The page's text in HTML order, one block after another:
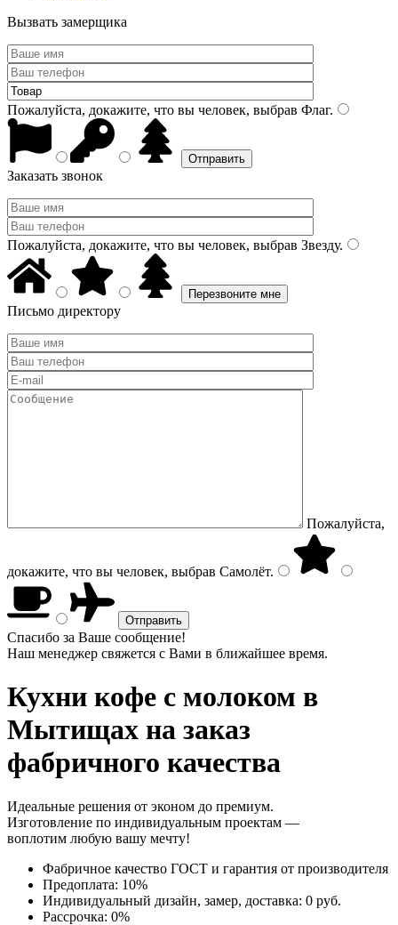
Вызвать замерщика
Пожалуйста, докажите, что вы человек, выбрав Флаг.
Заказать звонок
Пожалуйста, докажите, что вы человек, выбрав Звезду.
Письмо директору
Пожалуйста,
докажите, что вы человек, выбрав Самолёт.
Спасибо за Ваше сообщение!
Наш менеджер свяжется с Вами в ближайшее время.
Кухни кофе с молоком в
Мытищах на заказ
фабричного качества
Идеальные решения от эконом до премиум.
Изготовление по индивидуальным проектам —
воплотим любую вашу мечту!
Фабричное качество ГОСТ и гарантия от производителя
Предоплата: 10%
Индивидуальный дизайн, замер, доставка: 0 руб.
Рассрочка: 0%